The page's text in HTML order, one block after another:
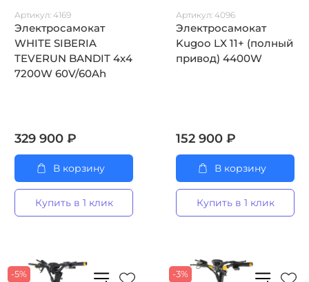
Артикул: 4169
Электросамокат
WHITE SIBERIA
TEVERUN BANDIT 4x4
7200W 60V/60Ah
329 900 ₽
В корзину
Купить в 1 клик
Артикул: 4096
Электросамокат
Kugoo LX 11+ (полный
привод) 4400W
152 900 ₽
В корзину
Купить в 1 клик
-5% -3%